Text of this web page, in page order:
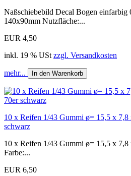
Naßschiebebild Decal Bogen einfarbig
140x90mm Nutzfläche:...
EUR 4,50
inkl. 19 % USt zzgl. Versandkosten
mehr... In den Warenkorb
10 x Reifen 1/43 Gummi ø= 15,5 x
schwarz
10 x Reifen 1/43 Gummi ø= 15,5 x
Farbe:...
EUR 6,50